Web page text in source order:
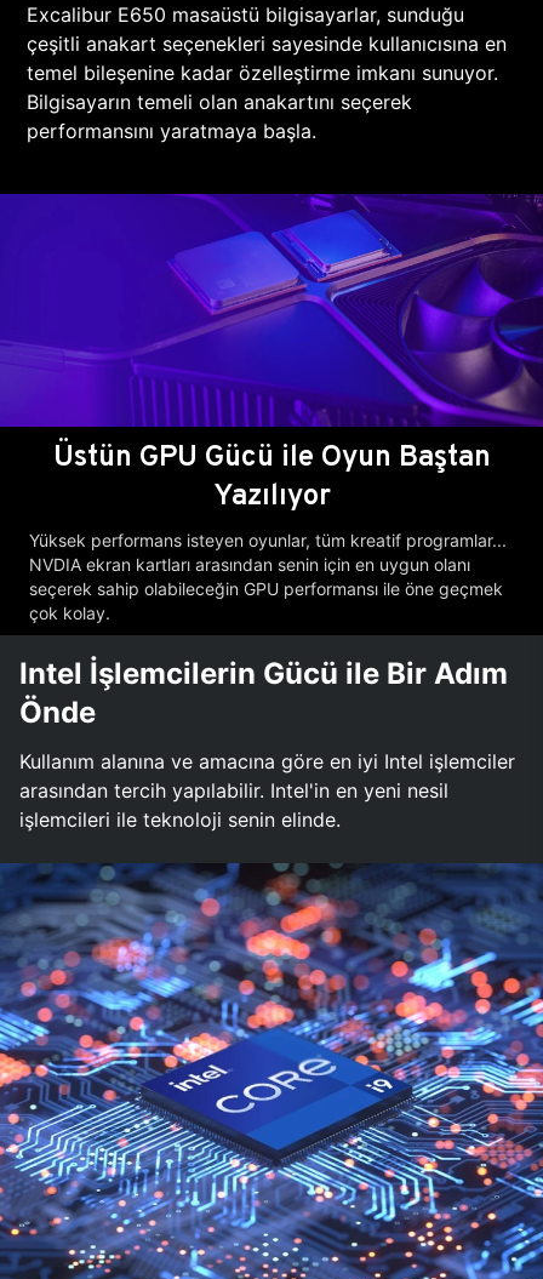
Excalibur E650 masaüstü bilgisayarlar, sunduğu
çeşitli anakart seçenekleri sayesinde kullanıcısına en
temel bileşenine kadar özelleştirme imkanı sunuyor.
Bilgisayarın temeli olan anakartını seçerek
performansını yaratmaya başla.
Üstün GPU Gücü ile Oyun Baştan
Yazılıyor
Yüksek performans isteyen oyunlar, tüm kreatif programlar...
NVDIA ekran kartları arasından senin için en uygun olanı
seçerek sahip olabileceğin GPU performansı ile öne geçmek
çok kolay.
Intel İşlemcilerin Gücü ile Bir Adım
Önde
Kullanım alanına ve amacına göre en iyi Intel işlemciler
arasından tercih yapılabilir. Intel'in en yeni nesil
işlemcileri ile teknoloji senin elinde.